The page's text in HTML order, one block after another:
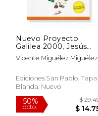
Nuevo Proyecto
Galilea 2000, Jesús
nos quiere, iniciación
de los niños a la vida
Primaria.Materiales
para Padres
Vicente Miguélez Miguélez
Ediciones San Pablo, Tapa
Blanda, Nuevo